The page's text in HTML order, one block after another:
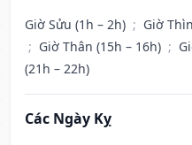
Giờ Sửu (1h – 2h) ; Giờ
; Giờ Thân (15h – 16h) ;
(21h – 22h)
Các Ngày Kỵ